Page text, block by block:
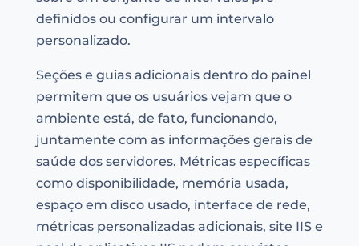
definidos ou configurar um intervalo
personalizado.
Seções e guias adicionais dentro do painel
permitem que os usuários vejam que o
ambiente está, de fato, funcionando,
juntamente com as informações gerais de
saúde dos servidores. Métricas específicas
como disponibilidade, memória usada,
espaço em disco usado, interface de rede,
métricas personalizadas adicionais, site IIS e